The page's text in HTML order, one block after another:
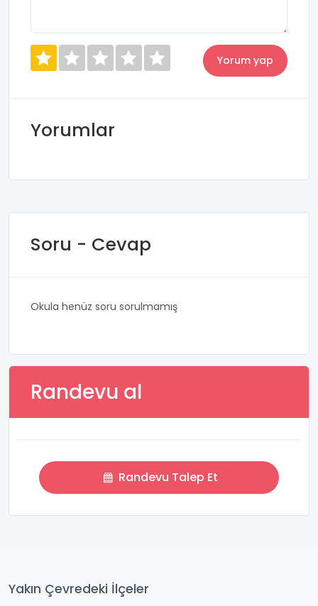
Yorumlar
Soru - Cevap
Okula henüz soru sorulmamış
Randevu al
Randevu Talep Et
Yakın Çevredeki İlçeler